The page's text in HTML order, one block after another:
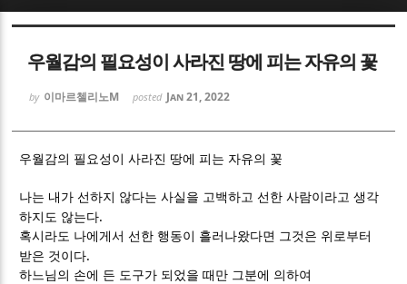
우월감의 필요성이 사라진 땅에 피는 자유의 꽃
by 이마르첼리노M posted Jan 21, 2022
우월감의 필요성이 사라진 땅에 피는 자유의 꽃
나는 내가 선하지 않다는 사실을 고백하고 선한 사람이라고 생각
하지도 않는다.
혹시라도 나에게서 선한 행동이 흘러나왔다면 그것은 위로부터
받은 것이다.
하느님의 손에 든 도구가 되었을 때만 그분에 의하여
Sketchbook5, 스케치북5
Sketchbook5, 스케치북5
Sketchbook5, 스케치북5
Sketchbook5, 스케치북5